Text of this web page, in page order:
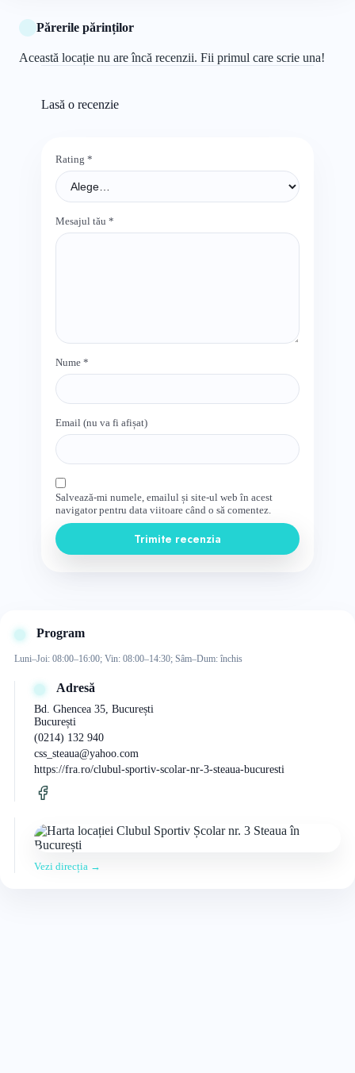
Părerile părinților
Această locație nu are încă recenzii. Fii primul care scrie una!
Lasă o recenzie
Rating *
Mesajul tău *
Nume *
Email (nu va fi afișat)
Salvează-mi numele, emailul și site-ul web în acest
navigator pentru data viitoare când o să comentez.
Trimite recenzia
Program
Luni–Joi: 08:00–16:00; Vin: 08:00–14:30; Sâm–Dum: închis
Adresă
Bd. Ghencea 35, București
București
(0214) 132 940
css_steaua@yahoo.com
https://fra.ro/clubul-sportiv-scolar-nr-3-steaua-bucuresti
Vezi direcția →